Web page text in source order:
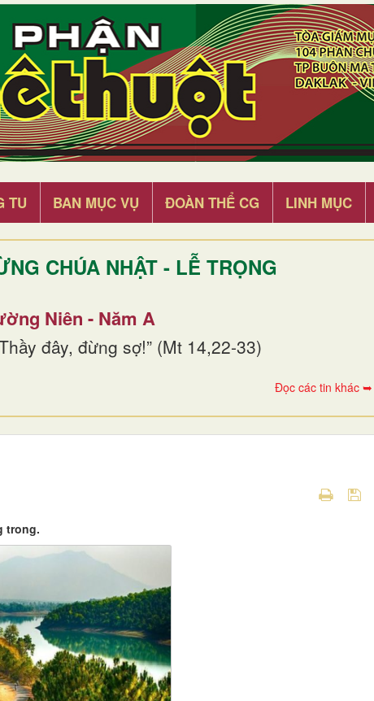
TU BAN MỤC VỤ ĐOÀN THỂ CG LINH MỤC
CHÚA NHẬT - LỄ TRỌNG
Niên - Năm A
đây, đừng sợ!” (Mt 14,22-33)
Đọc các tin khác ➥
trong.